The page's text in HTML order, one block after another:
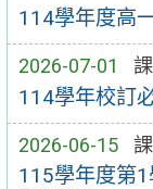
114學年度高
2026-07-01
114學年校訂
2026-06-15
115學年度第